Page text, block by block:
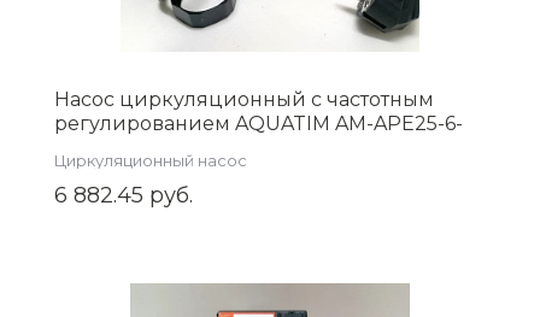
Насос циркуляционный с частотным
регулированием AQUATIM AM-APE25-6-
Циркуляционный насос
6 882.45 руб.